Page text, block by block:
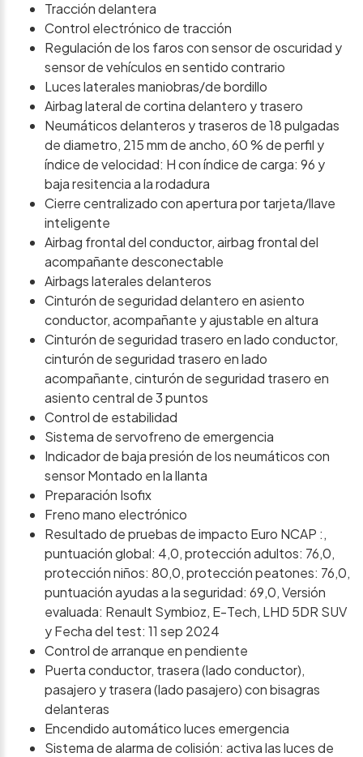
Tracción delantera
Control electrónico de tracción
Regulación de los faros con sensor de oscuridad y
sensor de vehículos en sentido contrario
Luces laterales maniobras/de bordillo
Airbag lateral de cortina delantero y trasero
Neumáticos delanteros y traseros de 18 pulgadas
de diametro, 215 mm de ancho, 60 % de perfil y
índice de velocidad: H con índice de carga: 96 y
baja resitencia a la rodadura
Cierre centralizado con apertura por tarjeta/llave
inteligente
Airbag frontal del conductor, airbag frontal del
acompañante desconectable
Airbags laterales delanteros
Cinturón de seguridad delantero en asiento
conductor, acompañante y ajustable en altura
Cinturón de seguridad trasero en lado conductor,
cinturón de seguridad trasero en lado
acompañante, cinturón de seguridad trasero en
asiento central de 3 puntos
Control de estabilidad
Sistema de servofreno de emergencia
Indicador de baja presión de los neumáticos con
sensor Montado en la llanta
Preparación Isofix
Freno mano electrónico
Resultado de pruebas de impacto Euro NCAP :,
puntuación global: 4,0, protección adultos: 76,0,
protección niños: 80,0, protección peatones: 76,0,
puntuación ayudas a la seguridad: 69,0, Versión
evaluada: Renault Symbioz, E-Tech, LHD 5DR SUV
y Fecha del test: 11 sep 2024
Control de arranque en pendiente
Puerta conductor, trasera (lado conductor),
pasajero y trasera (lado pasajero) con bisagras
delanteras
Encendido automático luces emergencia
Sistema de alarma de colisión: activa las luces de